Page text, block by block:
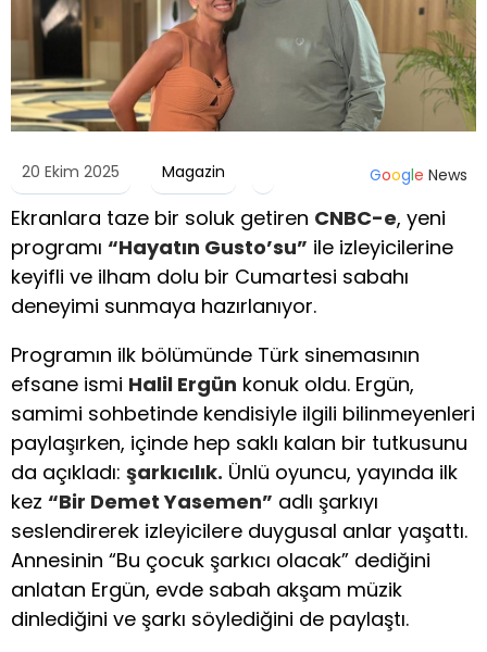
20 Ekim 2025 Magazin Google News
Ekranlara taze bir soluk getiren CNBC-e, yeni
programı “Hayatın Gusto’su” ile izleyicilerine
keyifli ve ilham dolu bir Cumartesi sabahı
deneyimi sunmaya hazırlanıyor.
Programın ilk bölümünde Türk sinemasının
efsane ismi Halil Ergün konuk oldu. Ergün,
samimi sohbetinde kendisiyle ilgili bilinmeyenleri
paylaşırken, içinde hep saklı kalan bir tutkusunu
da açıkladı: şarkıcılık. Ünlü oyuncu, yayında ilk
kez “Bir Demet Yasemen” adlı şarkıyı
seslendirerek izleyicilere duygusal anlar yaşattı.
Annesinin “Bu çocuk şarkıcı olacak” dediğini
anlatan Ergün, evde sabah akşam müzik
dinlediğini ve şarkı söylediğini de paylaştı.